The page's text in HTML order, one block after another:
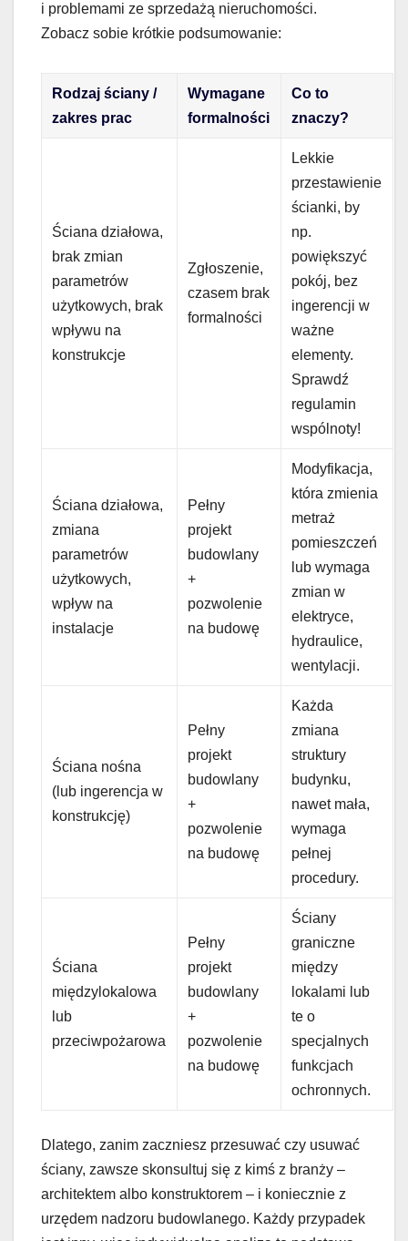
i problemami ze sprzedażą nieruchomości.
Zobacz sobie krótkie podsumowanie:
Rodzaj ściany /
zakres prac
Wymagane
formalności
Co to
znaczy?
Ściana działowa,
brak zmian
parametrów
użytkowych, brak
wpływu na
konstrukcje
Zgłoszenie,
czasem brak
formalności
Lekkie
przestawienie
ścianki, by
np.
powiększyć
pokój, bez
ingerencji w
ważne
elementy.
Sprawdź
regulamin
wspólnoty!
Ściana działowa,
zmiana
parametrów
użytkowych,
wpływ na
instalacje
Pełny
projekt
budowlany
+
pozwolenie
na budowę
Modyfikacja,
która zmienia
metraż
pomieszczeń
lub wymaga
zmian w
elektryce,
hydraulice,
wentylacji.
Ściana nośna
(lub ingerencja w
konstrukcję)
Pełny
projekt
budowlany
+
pozwolenie
na budowę
Każda
zmiana
struktury
budynku,
nawet mała,
wymaga
pełnej
procedury.
Ściana
międzylokalowa
lub
przeciwpożarowa
Pełny
projekt
budowlany
+
pozwolenie
na budowę
Ściany
graniczne
między
lokalami lub
te o
specjalnych
funkcjach
ochronnych.
Dlatego, zanim zaczniesz przesuwać czy usuwać
ściany, zawsze skonsultuj się z kimś z branży –
architektem albo konstruktorem – i koniecznie z
urzędem nadzoru budowlanego. Każdy przypadek